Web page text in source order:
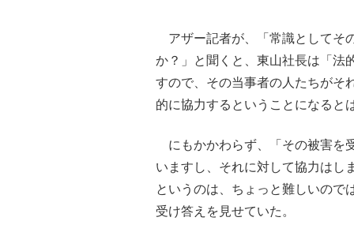
アザー記者が、「常識としてそ
か？」と聞くと、東山社長は「法
すので、その当事者の人たちがそ
的に協力するということになると
にもかかわらず、「その被害を
いますし、それに対して協力はし
というのは、ちょっと難しいので
受け答えを見せていた。